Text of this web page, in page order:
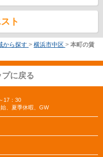
ト
から探す > 横浜市中区 > 本町の賃
に戻る
17：30
、夏季休暇、GW